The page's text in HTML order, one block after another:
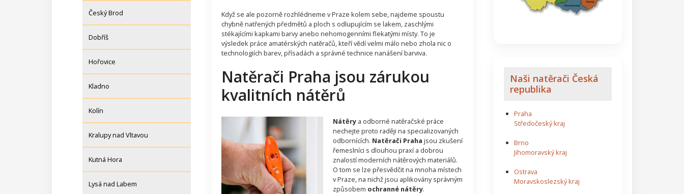
Český Brod
Dobříš
Hořovice
Kladno
Kolín
Kralupy nad Vltavou
Kutná Hora
Lysá nad Labem
Když se ale pozorně rozhlédneme v Praze kolem sebe, najdeme spoustu
chybně natřených předmětů a ploch s odlupujícím se lakem, zaschlými
stékajícími kapkami barvy anebo nehomogenními flekatými místy. To je
výsledek práce amatérských natěračů, kteří vědí velmi málo nebo zhola nic o
technologiích barev, přísadách a správné technice nanášení barviva.
Natěrači Praha jsou zárukou
kvalitních nátěrů
Nátěry a odborné natěračské práce
nechejte proto raději na specializovaných
odbornících. Natěrači Praha jsou zkušení
řemeslníci s dlouhou praxí a dobrou
znalostí moderních nátěrových materiálů.
O tom se lze přesvědčit na mnoha místech
v Praze, na nichž jsou aplikovány správným
způsobem ochranné nátěry.
Naši natěrači Česká
republika
Praha
Středočeský kraj
Brno
Jihomoravský kraj
Ostrava
Moravskoslezský kraj